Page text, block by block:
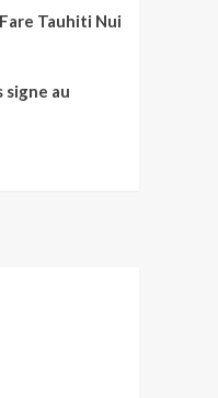
Tauhiti Nui
signe au